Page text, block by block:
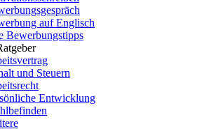
auf Englisch
Bewerbungstipps
und Steuern
Entwicklung